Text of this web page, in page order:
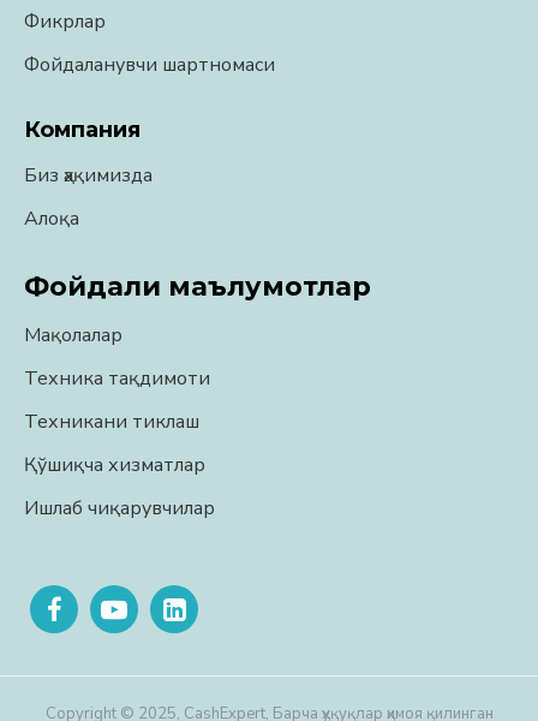
Фикрлар
Фойдаланувчи шартномаси
Компания
Биз ҳақимизда
Алоқа
Фойдали маълумотлар
Мақолалар
Техника тақдимоти
Техникани тиклаш
Қўшиқча хизматлар
Ишлаб чиқарувчилар
Copyright © 2025, CashExpert, Барча ҳуқуқлар ҳимоя қилинган